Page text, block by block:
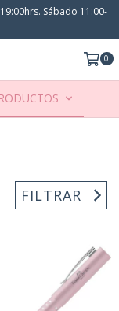
Sábado 11:00-
0
FILTRAR